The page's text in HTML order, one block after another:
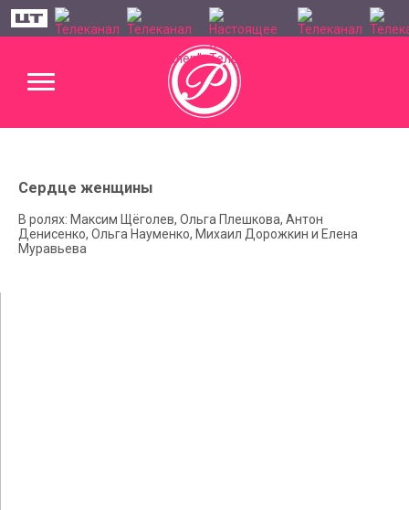
Сердце женщины
В ролях: Максим Щёголев, Ольга Плешкова, Антон
Денисенко, Ольга Науменко, Михаил Дорожкин и Елена
Муравьева